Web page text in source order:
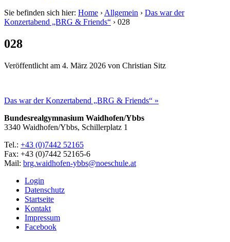
Sie befinden sich hier: Home › Allgemein › Das war der
Konzertabend „BRG & Friends“ › 028
028
Veröffentlicht am 4. März 2026 von Christian Sitz
Das war der Konzertabend „BRG & Friends“ »
Bundesrealgymnasium Waidhofen/Ybbs
3340 Waidhofen/Ybbs, Schillerplatz 1
Tel.: +43 (0)7442 52165
Fax: +43 (0)7442 52165-6
Mail: brg.waidhofen-ybbs@noeschule.at
Login
Datenschutz
Startseite
Kontakt
Impressum
Facebook